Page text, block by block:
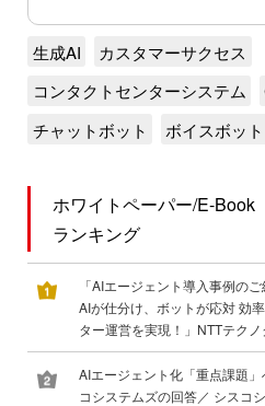
生成AI
カスタマーサクセス
コンタクトセンターシステム
チャットボット
ボイスボット
ホワイトペーパー/E-Book
ランキング
「AIエージェント導入事例の
AIが仕分け、ボットが応対 効
ター運営を実現！」NTTテクノ
AIエージェント化「重点課題」
コシステムズの回答／ シスコ